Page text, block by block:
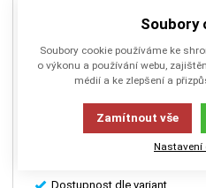
Dostupnost dle variant
Soubory
Soubory cookie používáme ke
o výkonu a používání webu,
médií a ke zlepšení a
Zamítnout vše
Nastavení